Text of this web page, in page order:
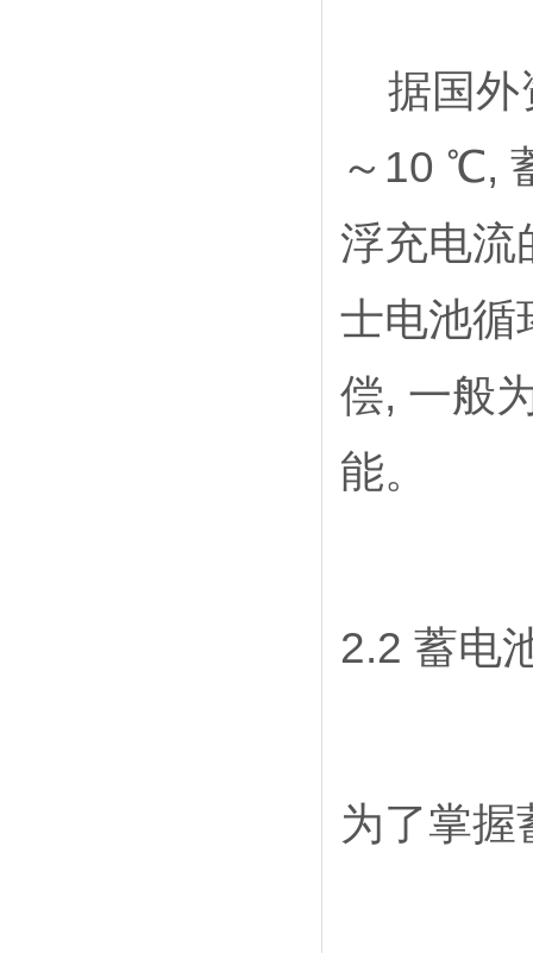
据国外
～10 ℃,
浮充电流
士电池循
偿, 一般
能。
2.2 蓄电
为了掌握